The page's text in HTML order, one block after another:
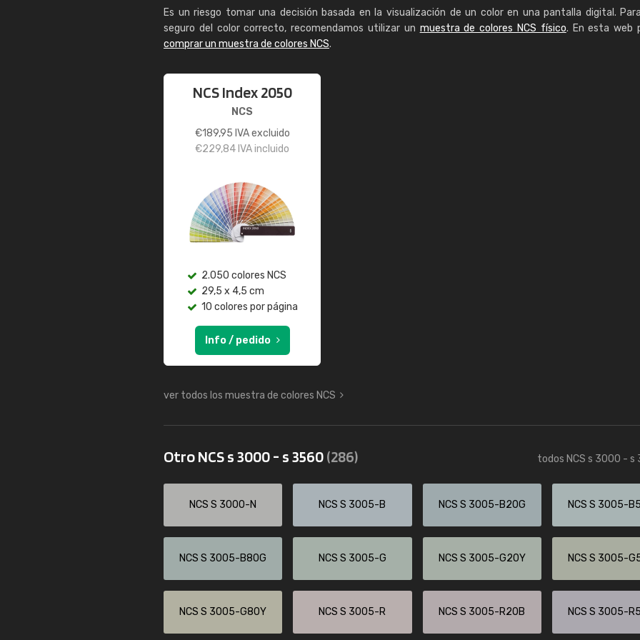
Es un riesgo tomar una decisión basada en la visualización de un color en una pantalla digital.
seguro del color correcto, recomendamos utilizar un muestra de colores NCS físico. En esta web
comprar un muestra de colores NCS.
NCS Index 2050
NCS
€189,95 IVA excluido
€229,84 IVA incluido
2.050 colores NCS
29,5 x 4,5 cm
10 colores por página
Info / pedido
ver todos los muestra de colores NCS
Otro NCS s 3000 - s 3560(286) todos NCS s 3000 - s
NCS S 3000-N NCS S 3005-B NCS S 3005-B20G NCS S 3005-
NCS S 3005-B80G NCS S 3005-G NCS S 3005-G20Y NCS S 3005-
NCS S 3005-G80Y NCS S 3005-R NCS S 3005-R20B NCS S 3005-